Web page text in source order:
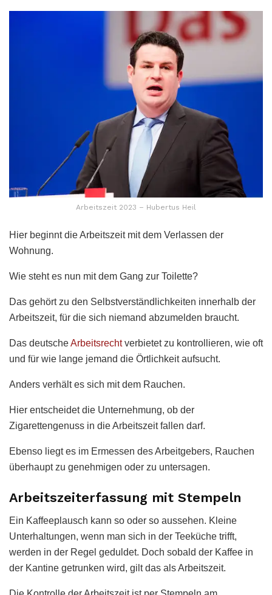
Arbeitszeit 2023 – Hubertus Heil
Hier beginnt die Arbeitszeit mit dem Verlassen der
Wohnung.
Wie steht es nun mit dem Gang zur Toilette?
Das gehört zu den Selbstverständlichkeiten innerhalb der
Arbeitszeit, für die sich niemand abzumelden braucht.
Das deutscheArbeitsrechtverbietet zu kontrollieren, wie oft
und für wie lange jemand die Örtlichkeit aufsucht.
Anders verhält es sich mit dem Rauchen.
Hier entscheidet die Unternehmung, ob der
Zigarettengenuss in die Arbeitszeit fallen darf.
Ebenso liegt es im Ermessen des Arbeitgebers, Rauchen
überhaupt zu genehmigen oder zu untersagen.
Arbeitszeiterfassung mit Stempeln
Ein Kaffeeplausch kann so oder so aussehen. Kleine
Unterhaltungen, wenn man sich in der Teeküche trifft,
werden in der Regel geduldet. Doch sobald der Kaffee in
der Kantine getrunken wird, gilt das als Arbeitszeit.